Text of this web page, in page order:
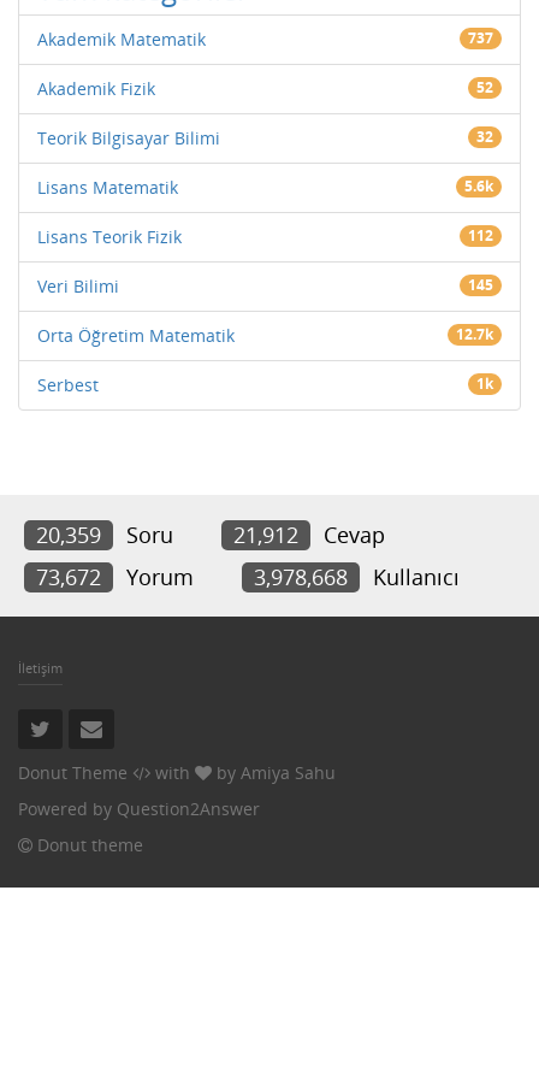
Akademik Matematik 737
Akademik Fizik 52
Teorik Bilgisayar Bilimi 32
Lisans Matematik 5.6k
Lisans Teorik Fizik 112
Veri Bilimi 145
Orta Öğretim Matematik 12.7k
Serbest 1k
20,359 Soru 21,912
Cevap
73,672
Yorum 3,978,668 Kullanıcı
İletişim
Donut Theme with by Amiya Sahu
Powered by Question2Answer
Donut theme